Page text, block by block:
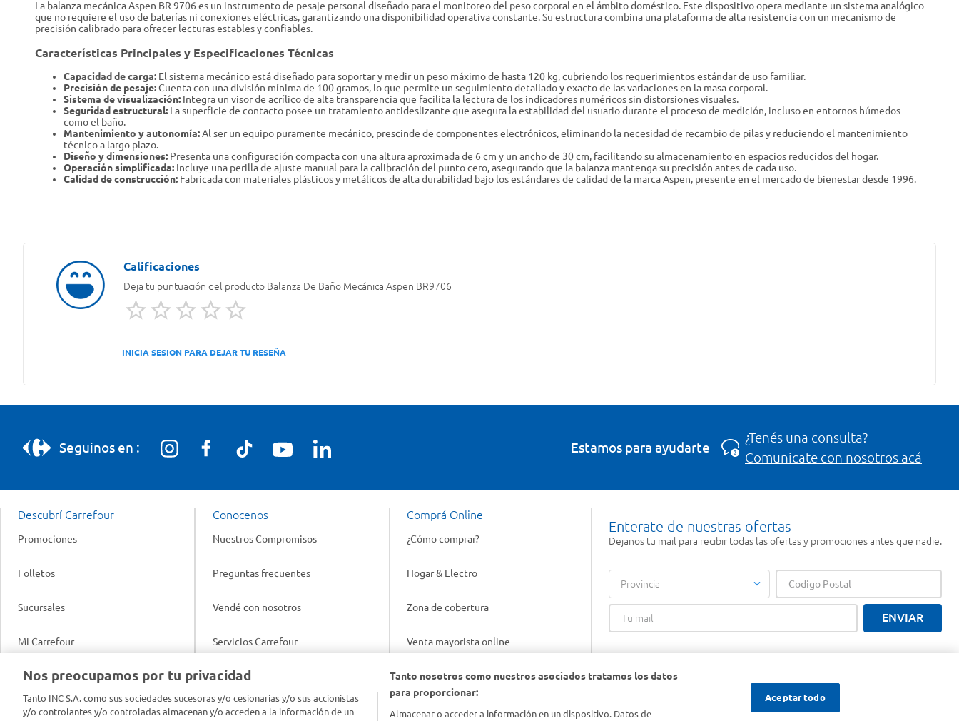
La balanza mecánica Aspen BR 9706 es un instrumento de pesaje personal diseñado para el monitoreo del peso corporal en el ámbito doméstico. Este dispositivo opera mediante un sistema analógico
que no requiere el uso de baterías ni conexiones eléctricas, garantizando una disponibilidad operativa constante. Su estructura combina una plataforma de alta resistencia con un mecanismo de
precisión calibrado para ofrecer lecturas estables y confiables.
Características Principales y Especificaciones Técnicas
Capacidad de carga: El sistema mecánico está diseñado para soportar y medir un peso máximo de hasta 120 kg, cubriendo los requerimientos estándar de uso familiar.
Precisión de pesaje:Cuenta con una división mínima de 100 gramos, lo que permite un seguimiento detallado y exacto de las variaciones en la masa corporal.
Sistema de visualización: Integra un visor de acrílico de alta transparencia que facilita la lectura de los indicadores numéricos sin distorsiones visuales.
Seguridad estructural: La superficie de contacto posee un tratamiento antideslizante que asegura la estabilidad del usuario durante el proceso de medición, incluso en entornos húmedos
como el baño.
Mantenimiento y autonomía:Al ser un equipo puramente mecánico, prescinde de componentes electrónicos, eliminando la necesidad de recambio de pilas y reduciendo el mantenimiento
técnico a largo plazo.
Diseño y dimensiones: Presenta una configuración compacta con una altura aproximada de 6 cm y un ancho de 30 cm, facilitando su almacenamiento en espacios reducidos del hogar.
Operación simplificada: Incluye una perilla de ajuste manual para la calibración del punto cero, asegurando que la balanza mantenga su precisión antes de cada uso.
Calidad de construcción: Fabricada con materiales plásticos y metálicos de alta durabilidad bajo los estándares de calidad de la marca Aspen, presente en el mercado de bienestar desde 1996.
Deja tu puntuación del producto Balanza De Baño Mecánica Aspen BR9706
INICIA SESION PARA DEJAR TU RESEÑA
Seguinos en : Estamos para ayudarte
¿Tenés una consulta?
Comunicate con nosotros acá
Descubrí Carrefour
Promociones
Folletos
Sucursales
Mi Carrefour
Productos Carrefour
Tarjeta Mi Carrefour
Conocenos
Nuestros Compromisos
Preguntas frecuentes
Vendé con nosotros
Servicios Carrefour
Comprá Online
¿Cómo comprar?
Hogar & Electro
Zona de cobertura
Venta mayorista online
Gift cards empresariales
Enterate de nuestras ofertas
Dejanos tu mail para recibir todas las ofertas y promociones antes que nadie.
Provincia
ENVIAR
Nos preocupamos por tu privacidad
Tanto INC S.A. como sus sociedades sucesoras y/o cesionarias y/o sus accionistas
y/o controlantes y/o controladas almacenan y/o acceden a la información de un
Tanto nosotros como nuestros asociados tratamos los datos
para proporcionar:
Almacenar o acceder a información en un dispositivo. Datos de
Aceptar todo